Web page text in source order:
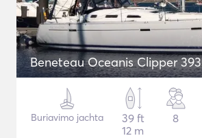
Beneteau Oceanis Clipper 393
Buriavimo jachta
39 ft
12 m
8